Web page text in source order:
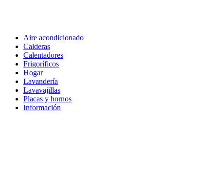
Aire acondicionado
Calderas
Calentadores
Frigoríficos
Hogar
Lavandería
Lavavajillas
Placas y hornos
Información